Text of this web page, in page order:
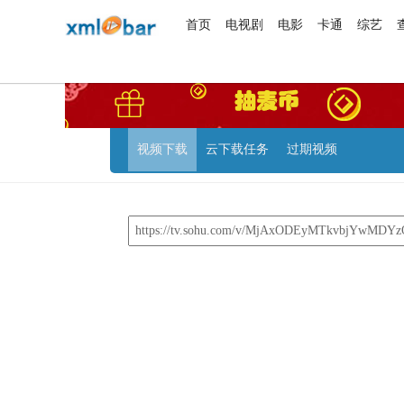
首页 电视剧 电影 卡通 综艺
视频下载 云下载任务 过期视频